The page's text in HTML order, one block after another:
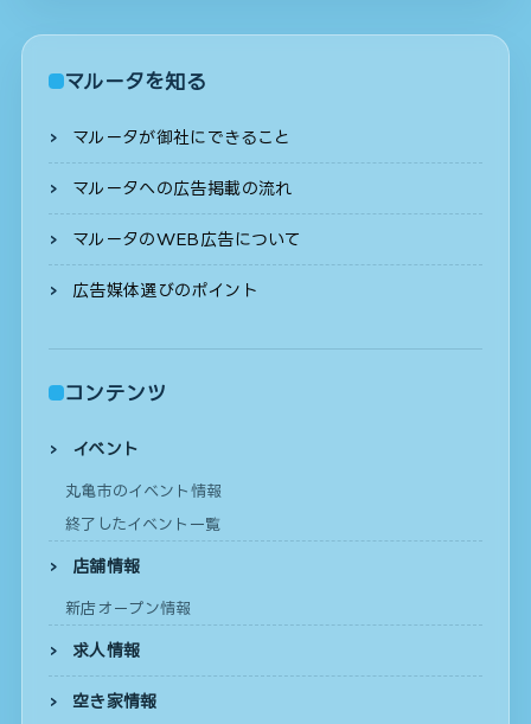
マルータを知る
マルータが御社にできること
マルータへの広告掲載の流れ
マルータのWEB広告について
広告媒体選びのポイント
コンテンツ
イベント
丸亀市のイベント情報
終了したイベント一覧
店舗情報
新店オープン情報
求人情報
空き家情報